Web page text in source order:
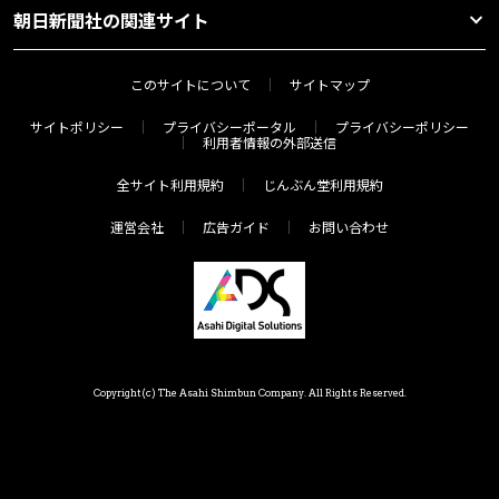
朝日新聞社の関連サイト
このサイトについて サイトマップ
サイトポリシー プライバシーポータル
プライバシーポリシー
利用者情報の外部送信
全サイト利用規約 じんぶん堂利用規約
運営会社 広告ガイド お問い合わせ
Copyright(c) The Asahi Shimbun Company. All Rights Reserved.